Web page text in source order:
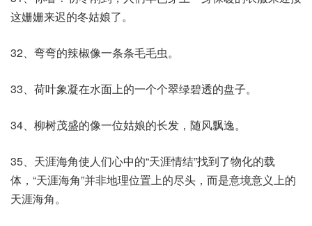
这姗姗来迟的冬姑娘了。
32、弯弯的辣椒像一条条毛毛虫。
33、荷叶象凝在水面上的一个个翠绿碧透的盘子。
34、柳树茂盛的像一位姑娘的长发，随风飘逸。
35、天涯海角使人们心中的“天涯情结”找到了物化的载
体，“天涯海角”并非地理位置上的尽头，而是意境意义上的
天涯海角。